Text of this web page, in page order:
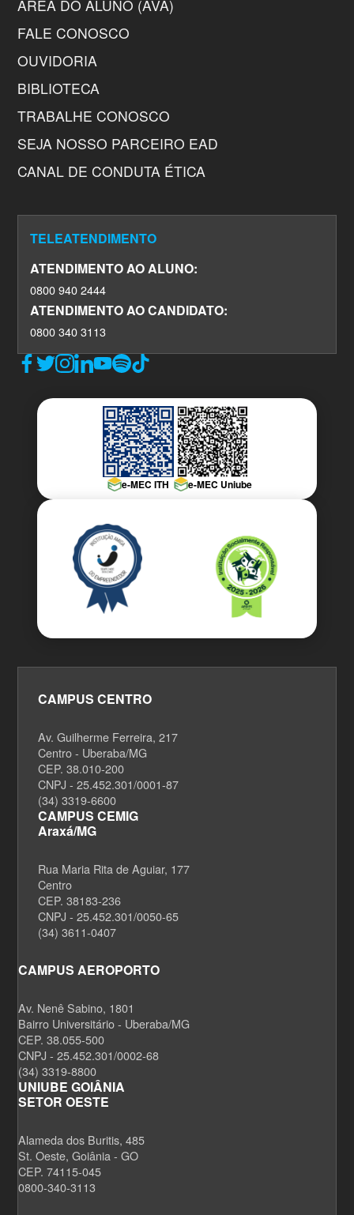
ÁREA DO ALUNO (AVA)
FALE CONOSCO
OUVIDORIA
BIBLIOTECA
TRABALHE CONOSCO
SEJA NOSSO PARCEIRO EAD
CANAL DE CONDUTA ÉTICA
TELEATENDIMENTO
ATENDIMENTO AO ALUNO:
0800 940 2444
ATENDIMENTO AO CANDIDATO:
0800 340 3113
e-MEC ITH e-MEC Uniube
CAMPUS CENTRO
Av. Guilherme Ferreira, 217
Centro - Uberaba/MG
CEP. 38.010-200
CNPJ - 25.452.301/0001-87
(34) 3319-6600
CAMPUS CEMIG
Araxá/MG
Rua Maria Rita de Aguiar, 177
Centro
CEP. 38183-236
CNPJ - 25.452.301/0050-65
(34) 3611-0407
CAMPUS AEROPORTO
Av. Nenê Sabino, 1801
Bairro Universitário - Uberaba/MG
CEP. 38.055-500
CNPJ - 25.452.301/0002-68
(34) 3319-8800
UNIUBE GOIÂNIA
SETOR OESTE
Alameda dos Buritis, 485
St. Oeste, Goiânia - GO
CEP. 74115-045
0800-340-3113